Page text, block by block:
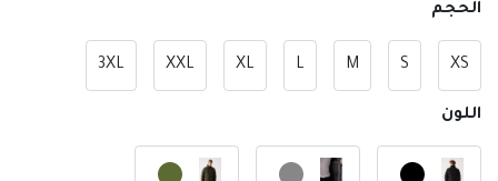
الحجم
XS
S
M
L
XL
XXL
3XL
اللون